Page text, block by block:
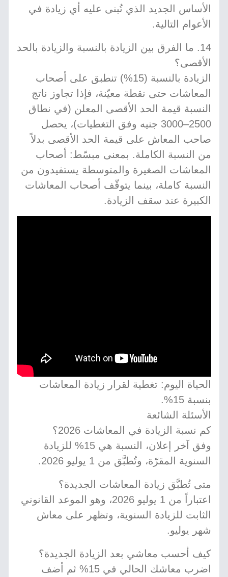
الأساس الجديد الذي تُبنى عليه أي زيادة في
الأعوام التالية.
14. ما الفرق بين الزيادة بالنسبة والزيادة بالحد
الأقصى؟
الزيادة بالنسبة (15%) تنطبق على أصحاب
المعاشات حتى نقطة معيّنة، فإذا تجاوز ناتج
النسبة قيمة الحد الأقصى المعلن (في نطاق
2500–3000 جنيه وفق التغطيات)، يحصل
صاحب المعاش على قيمة الحد الأقصى بدلاً
من النسبة الكاملة. بمعنى مبسّط: أصحاب
المعاشات الصغيرة والمتوسطة يستفيدون من
النسبة كاملة، بينما يتوقّف أصحاب المعاشات
الكبيرة عند سقف الزيادة.
الحياة اليوم: تغطية لقرار زيادة المعاشات
بنسبة 15%.
الأسئلة الشائعة
كم نسبة الزيادة في المعاشات 2026؟
وفق آخر إعلان، النسبة هي 15% للزيادة
السنوية المقرّة، وتُطبَّق من 1 يوليو 2026.
متى تُطبَّق زيادة المعاشات الجديدة؟
اعتباراً من 1 يوليو 2026، وهو الموعد القانوني
الثابت للزيادة السنوية، وتظهر على معاش
شهر يوليو.
كيف أحسب معاشي بعد الزيادة الجديدة؟
اضرب معاشك الحالي في 15% ثم أضف